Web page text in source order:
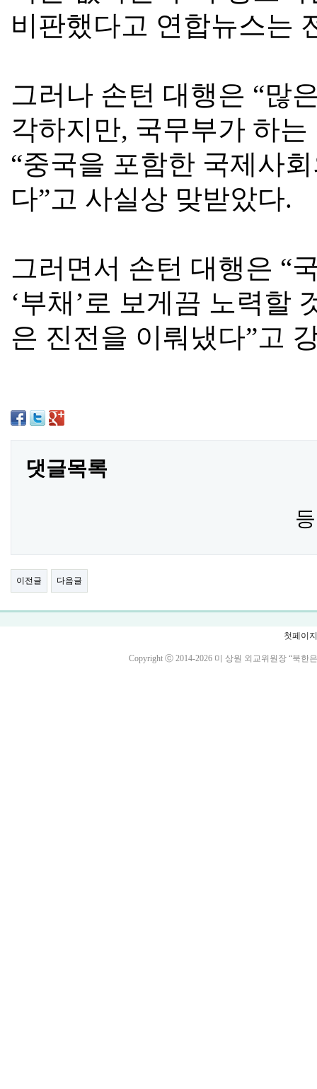
비판했다고 연합뉴스는
그러나 손턴 대행은 “많
각하지만, 국무부가 하
“중국을 포함한 국제사
다”고 사실상 맞받았다.
그러면서 손턴 대행은 “
‘부채’로 보게끔 노력할
은 진전을 이뤄냈다”고
댓글목록
이전글 다음글
첫페이지
Copyright ⓒ 2014-2026 미 상원 외교위원장 “북한